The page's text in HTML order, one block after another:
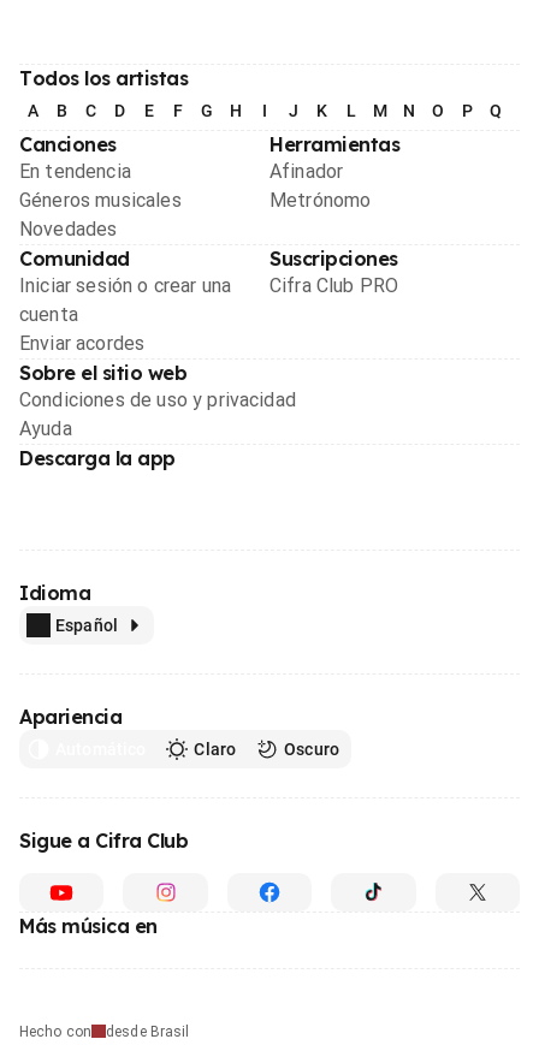
Todos los artistas
A B C D E F G H I J K L M N O P Q
Canciones
En tendencia
Géneros musicales
Novedades
Herramientas
Afinador
Metrónomo
Comunidad
Iniciar sesión o crear una
cuenta
Enviar acordes
Suscripciones
Cifra Club PRO
Sobre el sitio web
Condiciones de uso y privacidad
Ayuda
Descarga la app
Idioma
Español
Apariencia
Claro Oscuro
Sigue a Cifra Club
Más música en
Hecho con
desde Brasil